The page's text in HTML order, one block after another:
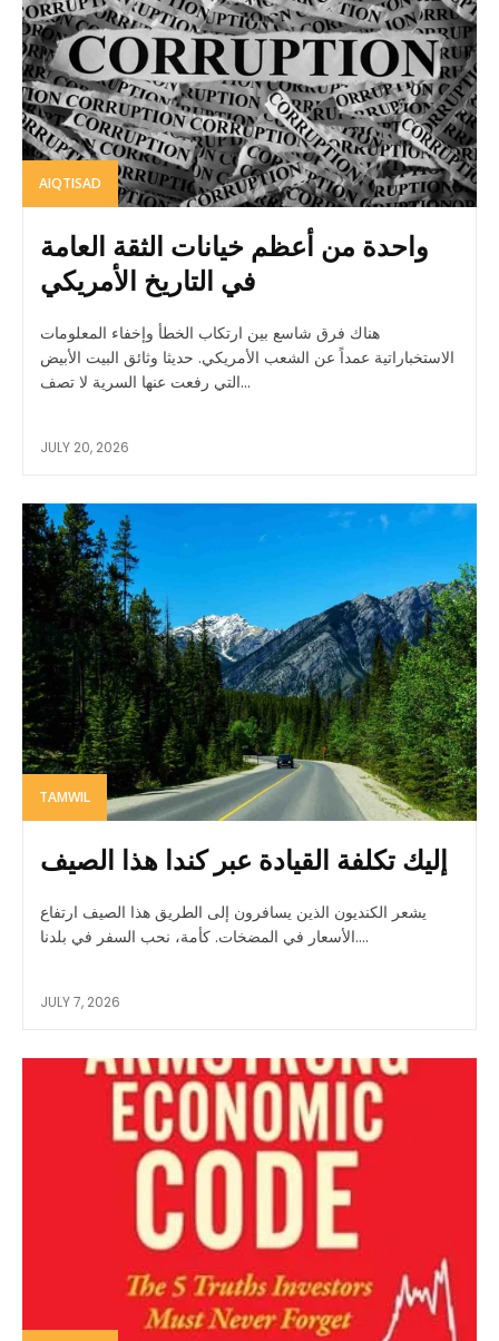
AIQTISAD
واحدة من أعظم خيانات الثقة العامة
في التاريخ الأمريكي
هناك فرق شاسع بين ارتكاب الخطأ وإخفاء المعلومات
الاستخباراتية عمداً عن الشعب الأمريكي. حديثا وثائق البيت الأبيض
التي رفعت عنها السرية لا تصف...
JULY 20, 2026
TAMWIL
إليك تكلفة القيادة عبر كندا هذا الصيف
يشعر الكنديون الذين يسافرون إلى الطريق هذا الصيف ارتفاع
الأسعار في المضخات. كأمة، نحب السفر في بلدنا....
JULY 7, 2026